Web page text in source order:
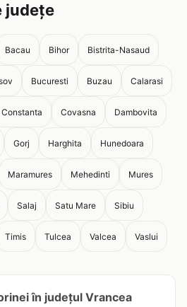
județe
Bacau Bihor Bistrita-Nasaud
Bucuresti Buzau Calarasi
Constanta Covasna Dambovita
Gorj Harghita Hunedoara
Maramures Mehedinti Mures
Salaj Satu Mare Sibiu
Timis Tulcea Valcea Vaslui
în județul Vrancea